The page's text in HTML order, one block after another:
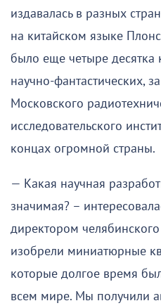
издавалась в разных
на китайском языке
было еще четыре десятка
научно-фантастических,
Московского
исследовательского
концах огромной страны.
— Какая научная
значимая? –
директором
изобрели миниатюрные
которые долгое время
всем мире. Мы получили